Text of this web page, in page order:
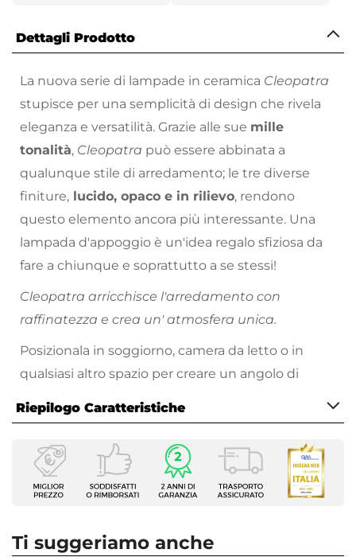
Dettagli Prodotto
La nuova serie di lampade in ceramica Cleopatra
stupisce per una semplicità di design che rivela
eleganza e versatilità. Grazie alle sue mille
tonalità, Cleopatra può essere abbinata a
qualunque stile di arredamento; le tre diverse
finiture, lucido, opaco e in rilievo, rendono
questo elemento ancora più interessante. Una
lampada d'appoggio è un'idea regalo sfiziosa da
fare a chiunque e soprattutto a se stessi!
Cleopatra arricchisce l'arredamento con
raffinatezza e crea un' atmosfera unica.
Posizionala in soggiorno, camera da letto o in
qualsiasi altro spazio per creare un angolo di
Riepilogo Caratteristiche
Caratteristiche
Tipologia
Lampada da tavolo
Ti suggeriamo anche